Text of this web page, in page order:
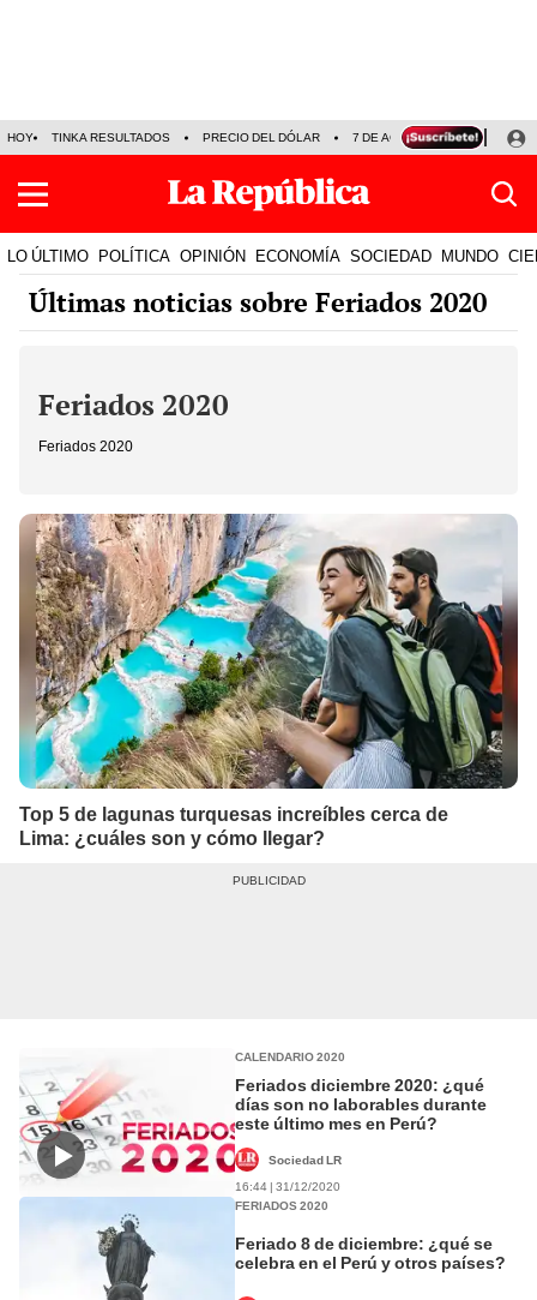
HOY TINKA RESULTADOS PRECIO DEL DÓLAR 7 DE AGOSTO OLLANTA
LO ÚLTIMO POLÍTICA OPINIÓN ECONOMÍA SOCIEDAD MUNDO
Últimas noticias sobre Feriados 2020
Feriados 2020
Feriados 2020
Top 5 de lagunas turquesas increíbles cerca de
Lima: ¿cuáles son y cómo llegar?
CALENDARIO 2020
Feriados diciembre 2020: ¿qué
días son no laborables durante
este último mes en Perú?
Sociedad LR
16:44 | 31/12/2020
FERIADOS 2020
Feriado 8 de diciembre: ¿qué se
celebra en el Perú y otros países?